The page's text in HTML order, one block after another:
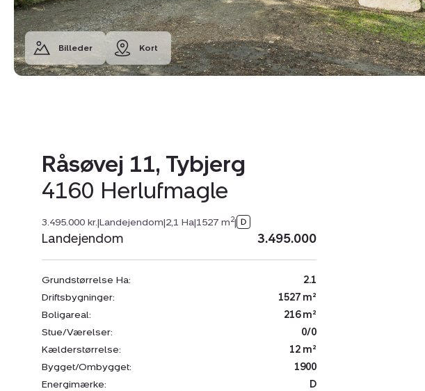
Billeder Kort
Råsøvej 11, Tybjerg
4160 Herlufmagle
3.495.000 kr.|Landejendom|2,1 Ha|1527 m2|
Landejendom 3.495.000
Grundstørrelse Ha:
2.1
Driftsbygninger:
1527 m²
Boligareal:
216 m²
Stue/Værelser:
0/0
Kælderstørrelse:
12 m²
Bygget/Ombygget:
1900
Energimærke:
D